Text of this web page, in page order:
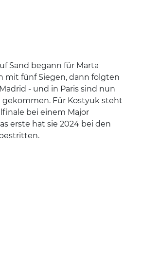
Sand begann für Marta
mit fünf Siegen, dann folgten
- und in Paris sind nun
gekommen. Für Kostyuk steht
bei einem Major
erste hat sie 2024 bei den